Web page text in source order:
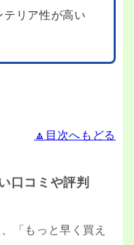
テリア性が高い
🔼目次へもどる
口コミや評判
「もっと早く買え